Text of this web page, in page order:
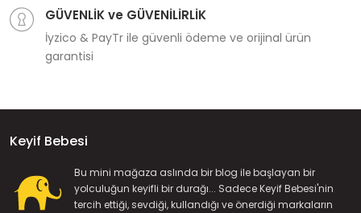
GÜVENLİK ve GÜVENİLİRLİK
İyzico & PayTr ile güvenli ödeme ve orijinal ürün
garantisi
Keyif Bebesi
Bu mini mağaza aslında bir blog ile başlayan bir
yolculuğun keyifli bir durağı... Sadece Keyif Bebesi'nin
tercih ettiği, sevdiği, kullandığı ve önerdiği markaların